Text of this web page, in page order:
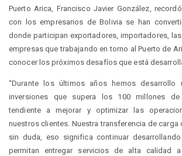
Puerto Arica, Francisco Javier González,
con los empresarios de Bolivia se han
donde participan exportadores, importadores,
empresas que trabajando en torno al Puerto de
conocer los próximos desafíos que está
“Durante los últimos años hemos
inversiones que supera los 100 millones
tendiente a mejorar y optimizar las
nuestros clientes. Nuestra transferencia de carga
sin duda, eso significa continuar
permitan entregar servicios de alta calidad a